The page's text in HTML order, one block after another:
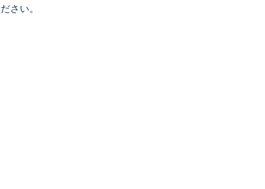
さい。